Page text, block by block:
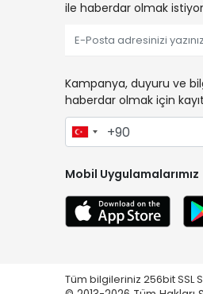
ile haberdar olmak
Kampanya, duyuru ve
haberdar olmak için
Mobil Uygulamalarımız
Tüm bilgileriniz 256bit SSL